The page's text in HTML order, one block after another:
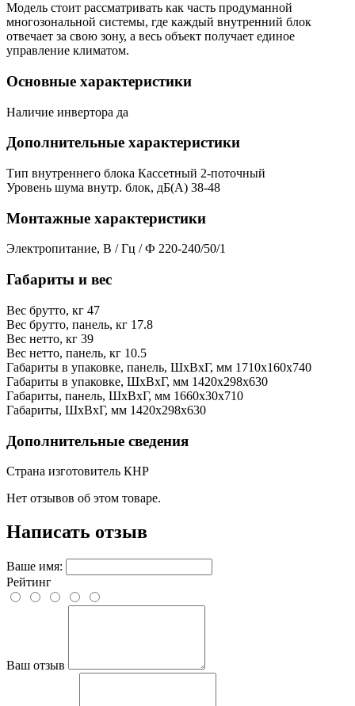
Модель стоит рассматривать как часть продуманной
многозональной системы, где каждый внутренний блок
отвечает за свою зону, а весь объект получает единое
управление климатом.
Основные характеристики
Наличие инвертора да
Дополнительные характеристики
Тип внутреннего блока Кассетный 2-поточный
Уровень шума внутр. блок, дБ(А) 38-48
Монтажные характеристики
Электропитание, В / Гц / Ф 220-240/50/1
Габариты и вес
Вес брутто, кг 47
Вес брутто, панель, кг 17.8
Вес нетто, кг 39
Вес нетто, панель, кг 10.5
Габариты в упаковке, панель, ШxВxГ, мм 1710x160x740
Габариты в упаковке, ШxВxГ, мм 1420x298x630
Габариты, панель, ШxВxГ, мм 1660x30x710
Габариты, ШxВxГ, мм 1420x298x630
Дополнительные сведения
Страна изготовитель КНР
Нет отзывов об этом товаре.
Написать отзыв
Ваше имя:
Рейтинг
Ваш отзыв